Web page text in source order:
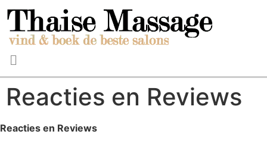
Reacties en Reviews
Reacties en Reviews